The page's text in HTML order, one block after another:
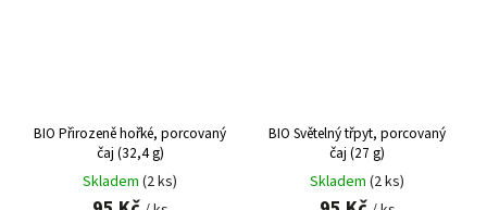
BIO Přirozeně hořké, porcovaný
čaj (32,4 g)
Skladem (2 ks)
BIO Světelný třpyt, porcovaný
čaj (27 g)
Skladem (2 ks)